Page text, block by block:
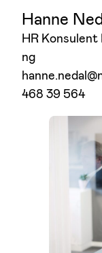
Hanne
HR
ng
468 39 564